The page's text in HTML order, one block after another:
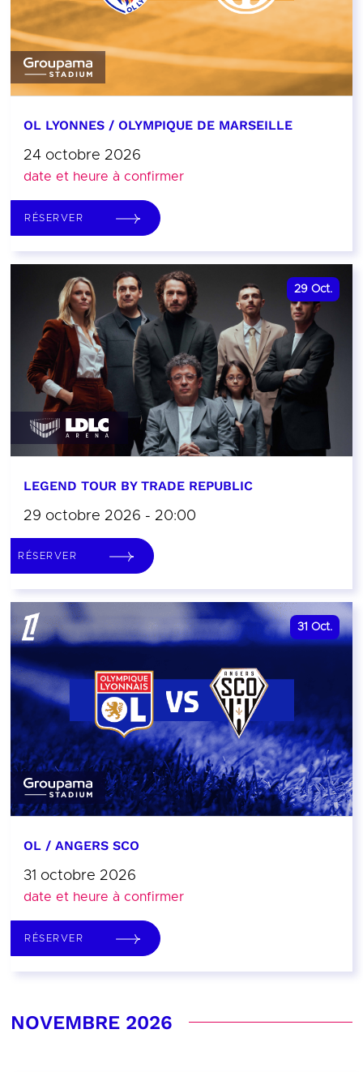
OL LYONNES / OLYMPIQUE DE MARSEILLE
24 octobre 2026
date et heure à confirmer
RÉSERVER
29 Oct.
LEGEND TOUR BY TRADE REPUBLIC
29 octobre 2026 - 20:00
RÉSERVER
31 Oct.
OL / ANGERS SCO
31 octobre 2026
date et heure à confirmer
RÉSERVER
NOVEMBRE 2026